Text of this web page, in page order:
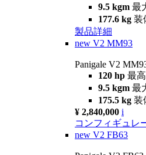
9.5 kgm 最
177.6 kg 装
製品詳細
new V2 MM93
Panigale V2
120 hp 最
9.5 kgm 最
175.5 kg 装
¥ 2,840,000 i
コンフィギュレ
new V2 FB63